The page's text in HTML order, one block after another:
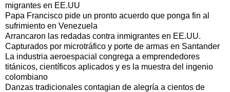
migrantes en EE.UU
Papa Francisco pide un pronto acuerdo que ponga fin al
sufrimiento en Venezuela
Arrancaron las redadas contra inmigrantes en EE.UU.
Capturados por microtráfico y porte de armas en Santander
La industria aeroespacial congrega a emprendedores
titánicos, científicos aplicados y es la muestra del ingenio
colombiano
Danzas tradicionales contagian de alegría a cientos de